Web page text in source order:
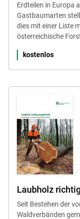
Erdteilen in Europa
Gastbaumarten
dies mit einer Liste
österreichische
kostenlos
Laubholz
Seit Bestehen der
Waldverbänden